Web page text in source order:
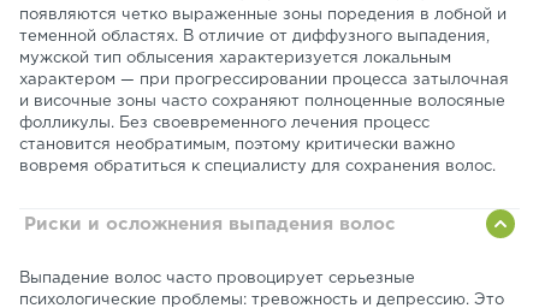
появляются четко выраженные зоны поредения в лобной и
теменной областях. В отличие от диффузного выпадения,
мужской тип облысения характеризуется локальным
характером — при прогрессировании процесса затылочная
и височные зоны часто сохраняют полноценные волосяные
фолликулы. Без своевременного лечения процесс
становится необратимым, поэтому критически важно
вовремя обратиться к специалисту для сохранения волос.
Риски и осложнения выпадения волос
Выпадение волос часто провоцирует серьезные
психологические проблемы: тревожность и депрессию. Это